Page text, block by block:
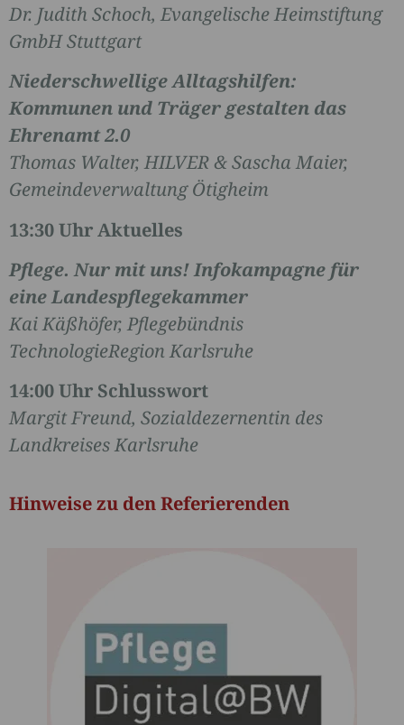
Dr. Judith Schoch, Evangelische Heimstiftung
GmbH Stuttgart
Niederschwellige Alltagshilfen:
Kommunen und Träger gestalten das
Ehrenamt 2.0
Thomas Walter, HILVER & Sascha Maier,
Gemeindeverwaltung Ötigheim
13:30 Uhr Aktuelles
Pflege. Nur mit uns! Infokampagne für
eine Landespflegekammer
Kai Käßhöfer, Pflegebündnis
TechnologieRegion Karlsruhe
14:00 Uhr Schlusswort
Margit Freund, Sozialdezernentin des
Landkreises Karlsruhe
Hinweise zu den Referierenden